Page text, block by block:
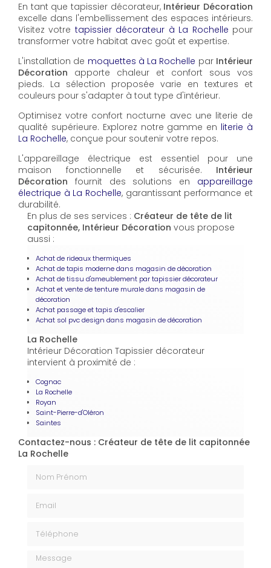
En tant que tapissier décorateur, Intérieur Décoration
excelle dans l'embellissement des espaces intérieurs.
Visitez votre tapissier décorateur à La Rochelle pour
transformer votre habitat avec goût et expertise.
L'installation de moquettes à La Rochelle par Intérieur
Décoration apporte chaleur et confort sous vos
pieds. La sélection proposée varie en textures et
couleurs pour s'adapter à tout type d'intérieur.
Optimisez votre confort nocturne avec une literie de
qualité supérieure. Explorez notre gamme en literie à
La Rochelle, conçue pour soutenir votre repos.
L'appareillage électrique est essentiel pour une
maison fonctionnelle et sécurisée. Intérieur
Décoration fournit des solutions en appareillage
électrique à La Rochelle, garantissant performance et
durabilité.
En plus de ses services : Créateur de tête de lit
capitonnée, Intérieur Décoration vous propose
aussi :
Achat de rideaux thermiques
Achat de tapis moderne dans magasin de décoration
Achat de tissu d'ameublement par tapissier décorateur
Achat et vente de tenture murale dans magasin de
décoration
Achat passage et tapis d'escalier
Achat sol pvc design dans magasin de décoration
La Rochelle
Intérieur Décoration Tapissier décorateur
intervient à proximité de :
Cognac
La Rochelle
Royan
Saint-Pierre-d'Oléron
Saintes
Contactez-nous : Créateur de tête de lit capitonnée
La Rochelle
Message